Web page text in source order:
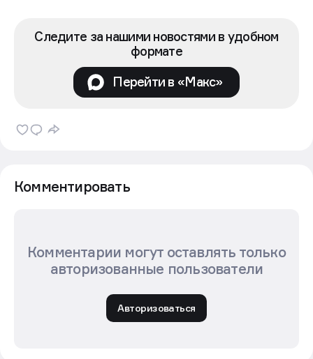
Следите за нашими новостями в удобном
формате
Перейти в «Макс»
Комментировать
Комментарии могут оставлять только
авторизованные пользователи
Авторизоваться